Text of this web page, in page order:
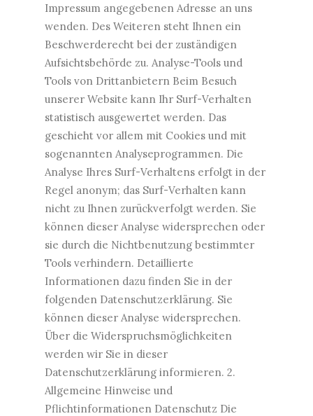
Impressum angegebenen Adresse an uns
wenden. Des Weiteren steht Ihnen ein
Beschwerderecht bei der zuständigen
Aufsichtsbehörde zu. Analyse-Tools und
Tools von Drittanbietern Beim Besuch
unserer Website kann Ihr Surf-Verhalten
statistisch ausgewertet werden. Das
geschieht vor allem mit Cookies und mit
sogenannten Analyseprogrammen. Die
Analyse Ihres Surf-Verhaltens erfolgt in der
Regel anonym; das Surf-Verhalten kann
nicht zu Ihnen zurückverfolgt werden. Sie
können dieser Analyse widersprechen oder
sie durch die Nichtbenutzung bestimmter
Tools verhindern. Detaillierte
Informationen dazu finden Sie in der
folgenden Datenschutzerklärung. Sie
können dieser Analyse widersprechen.
Über die Widerspruchsmöglichkeiten
werden wir Sie in dieser
Datenschutzerklärung informieren. 2.
Allgemeine Hinweise und
Pflichtinformationen Datenschutz Die